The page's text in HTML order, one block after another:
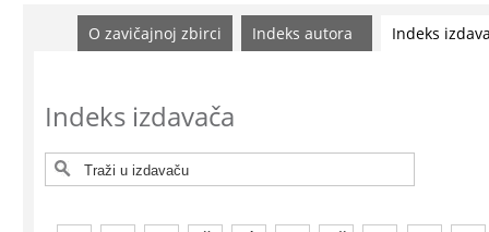
O zavičajnoj zbirci Indeks autora Indeks
Indeks izdavača